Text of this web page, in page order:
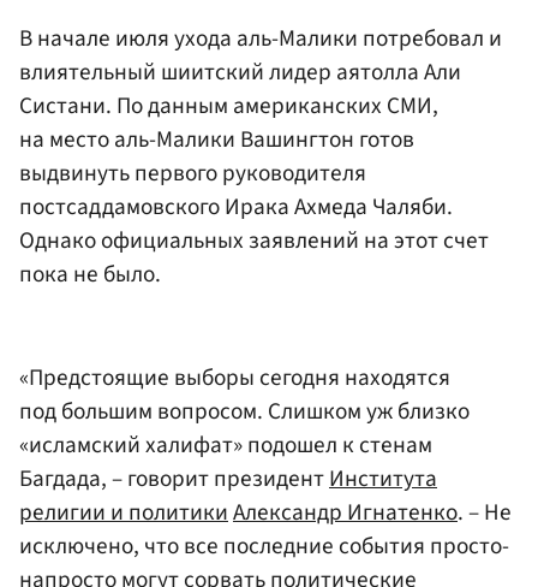
В начале июля ухода аль-Малики потребовал и
влиятельный шиитский лидер аятолла Али
Систани. По данным американских СМИ,
на место аль-Малики Вашингтон готов
выдвинуть первого руководителя
постсаддамовского Ирака Ахмеда Чаляби.
Однако официальных заявлений на этот счет
пока не было.
«Предстоящие выборы сегодня находятся
под большим вопросом. Слишком уж близко
«исламский халифат» подошел к стенам
Багдада, – говорит президентИнститута
религии и политикиАлександр Игнатенко. – Не
исключено, что все последние события просто-
напросто могут сорвать политические